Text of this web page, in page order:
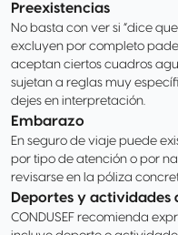
Preexistencias
No basta con ver si “dice
excluyen por completo
aceptan ciertos cuadros
sujetan a reglas muy
dejes en interpretación.
Embarazo
En seguro de viaje puede
por tipo de atención o por
revisarse en la póliza
Deportes y actividades
CONDUSEF recomienda